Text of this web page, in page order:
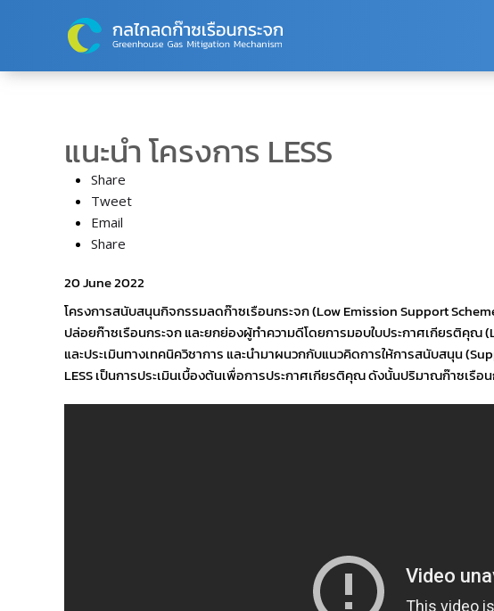
Skip to main content
แนะนำ โครงการ LESS
Share
Tweet
Email
Share
20 June 2022
โครงการสนับสนุนกิจกรรมลดก๊าซเรือนกระจก (Low Emission Support
ปล่อยก๊าซเรือนกระจก และยกย่องผู้ทำความดีโดยการมอบใบประกาศเกียรติคุณ
และประเมินทางเทคนิควิชาการ และนำมาผนวกกับแนวคิดการให้การสนับสนุน
LESS เป็นการประเมินเบื้องต้นเพื่อการประกาศเกียรติคุณ ดังนั้นปริมาณก๊าซเรือ